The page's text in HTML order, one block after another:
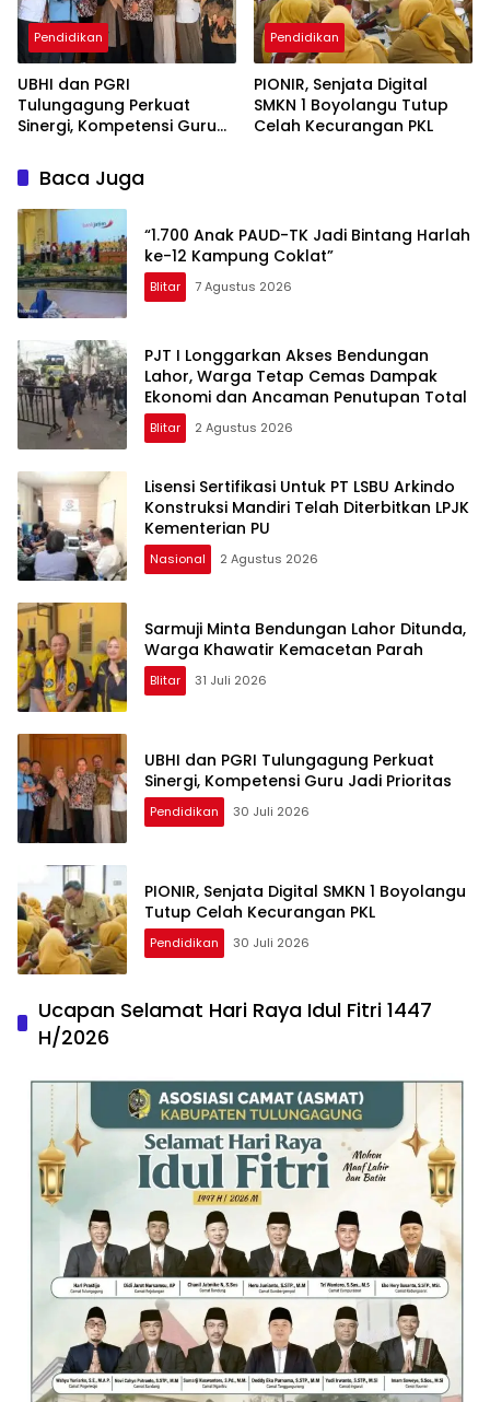
Pendidikan
UBHI dan PGRI
Tulungagung Perkuat
Sinergi, Kompetensi Guru
Pendidikan
PIONIR, Senjata Digital
SMKN 1 Boyolangu Tutup
Celah Kecurangan PKL
Baca Juga
“1.700 Anak PAUD-TK Jadi Bintang Harlah
ke-12 Kampung Coklat”
Blitar 7 Agustus 2026
PJT I Longgarkan Akses Bendungan
Lahor, Warga Tetap Cemas Dampak
Ekonomi dan Ancaman Penutupan Total
Blitar 2 Agustus 2026
Lisensi Sertifikasi Untuk PT LSBU Arkindo
Konstruksi Mandiri Telah Diterbitkan LPJK
Kementerian PU
Nasional 2 Agustus 2026
Sarmuji Minta Bendungan Lahor Ditunda,
Warga Khawatir Kemacetan Parah
Blitar 31 Juli 2026
UBHI dan PGRI Tulungagung Perkuat
Sinergi, Kompetensi Guru Jadi Prioritas
Pendidikan 30 Juli 2026
PIONIR, Senjata Digital SMKN 1 Boyolangu
Tutup Celah Kecurangan PKL
Pendidikan 30 Juli 2026
Ucapan Selamat Hari Raya Idul Fitri 1447
H/2026